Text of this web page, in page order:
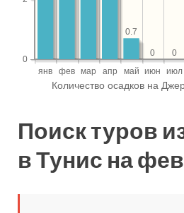
Поиск туров
в Тунис на